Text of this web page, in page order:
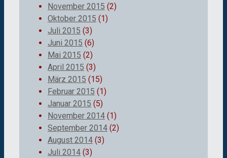
November 2015 (2)
Oktober 2015 (1)
Juli 2015 (3)
Juni 2015 (6)
Mai 2015 (2)
April 2015 (3)
März 2015 (15)
Februar 2015 (1)
Januar 2015 (5)
November 2014 (1)
September 2014 (2)
August 2014 (3)
Juli 2014 (3)